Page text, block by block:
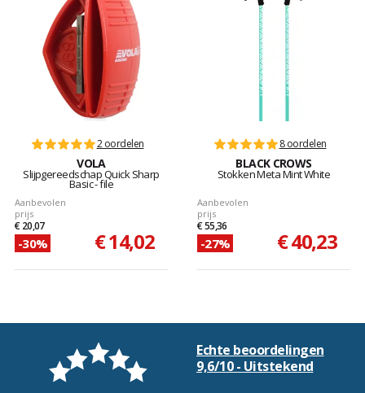
2 oordelen
VOLA
Slijpgereedschap Quick Sharp
Basic - file
Aanbevolen
prijs
€ 20,07
-30% € 14,02
8 oordelen
BLACK CROWS
Stokken Meta Mint White
Aanbevolen
prijs
€ 55,36
-27% € 40,23
Echte beoordelingen
9,6/10 - Uitstekend